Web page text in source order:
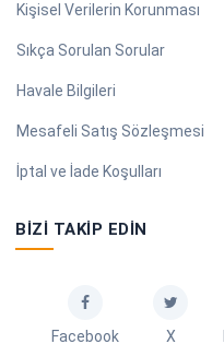
Kişisel Verilerin Korunması
Sıkça Sorulan Sorular
Havale Bilgileri
Mesafeli Satış Sözleşmesi
İptal ve İade Koşulları
BIZI TAKIP EDIN
Facebook X